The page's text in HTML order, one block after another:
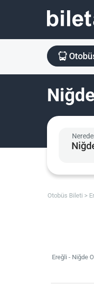
Otobüs Bileti
Ereğli - Niğde